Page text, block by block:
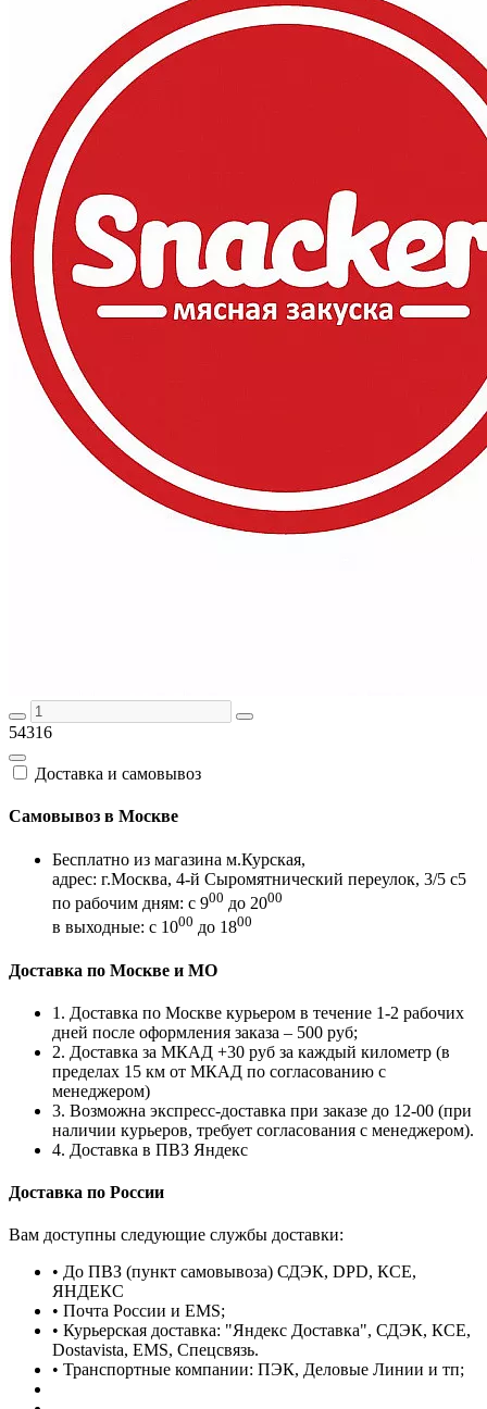
54316
Доставка и самовывоз
Самовывоз в Москве
Бесплатно из магазина м.Курская,
адрес: г.Москва, 4-й Сыромятнический переулок, 3/5 с5
по рабочим дням: с 900 до 2000
в выходные: с 1000 до 1800
Доставка по Москве и МО
1. Доставка по Москве курьером в течение 1-2 рабочих
дней после оформления заказа – 500 руб;
2. Доставка за МКАД +30 руб за каждый километр (в
пределах 15 км от МКАД по согласованию с
менеджером)
3. Возможна экспресс-доставка при заказе до 12-00 (при
наличии курьеров, требует согласования с менеджером).
4. Доставка в ПВЗ Яндекс
Доставка по России
Вам доступны следующие службы доставки:
• До ПВЗ (пункт самовывоза) СДЭК, DPD, КСЕ,
ЯНДЕКС
• Почта России и EMS;
• Курьерская доставка: "Яндекс Доставка", СДЭК, КСЕ,
Dostavista, EMS, Спецсвязь.
• Транспортные компании: ПЭК, Деловые Линии и тп;